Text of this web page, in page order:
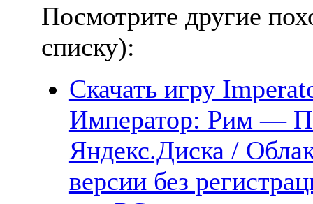
Посмотрите другие
списку):
Скачать игру
Император: Рим —
Яндекс.Диска /
версии без